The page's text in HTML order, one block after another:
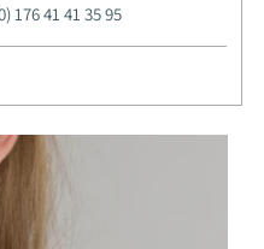
176 41 41 35 95